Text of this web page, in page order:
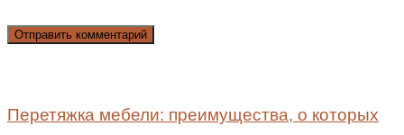
Перетяжка мебели: преимущества, о которых